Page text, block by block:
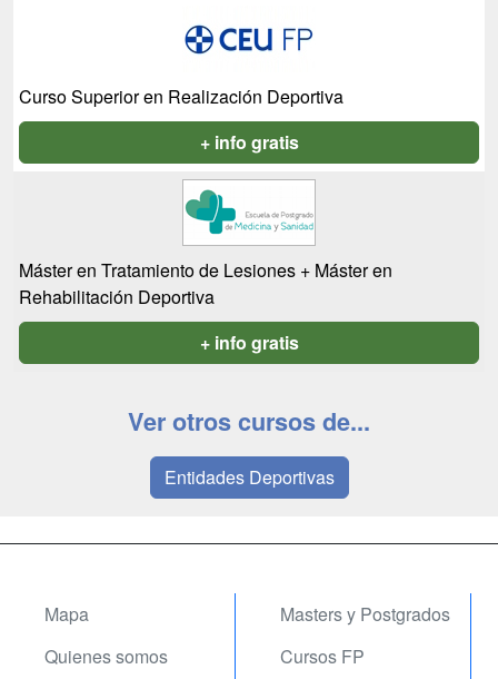
Curso Superior en Realización Deportiva
+ info gratis
Máster en Tratamiento de Lesiones + Máster en
Rehabilitación Deportiva
+ info gratis
Ver otros cursos de...
Entidades Deportivas
Mapa
Quienes somos
Masters y Postgrados
Cursos FP